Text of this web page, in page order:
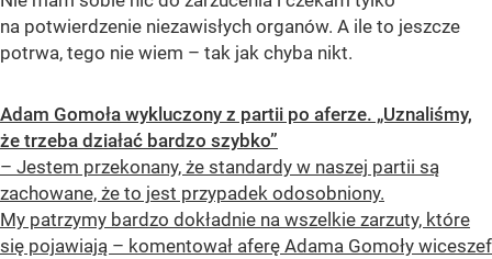
na potwierdzenie niezawisłych organów. A ile to jeszcze
potrwa, tego nie wiem – tak jak chyba nikt.
Adam Gomoła wykluczony z partii po aferze. „Uznaliśmy,
że trzeba działać bardzo szybko”
– Jestem przekonany, że standardy w naszej partii są
zachowane, że to jest przypadek odosobniony.
My patrzymy bardzo dokładnie na wszelkie zarzuty, które
się pojawiają – komentował aferę Adama Gomoły wiceszef